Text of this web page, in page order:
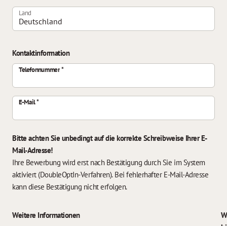
Land
Kontaktinformation
Telefonnummer
E-Mail
Bitte achten Sie unbedingt auf die korrekte Schreibweise Ihrer E-
Mail-Adresse!
Ihre Bewerbung wird erst nach Bestätigung durch Sie im System
aktiviert (DoubleOptIn-Verfahren). Bei fehlerhafter E-Mail-Adresse
kann diese Bestätigung nicht erfolgen.
Weitere Informationen